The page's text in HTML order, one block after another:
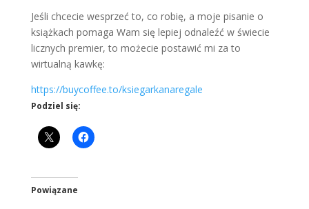
Jeśli chcecie wesprzeć to, co robię, a moje pisanie o
książkach pomaga Wam się lepiej odnaleźć w świecie
licznych premier, to możecie postawić mi za to
wirtualną kawkę:
https://buycoffee.to/ksiegarkanaregale
Podziel się:
Powiązane